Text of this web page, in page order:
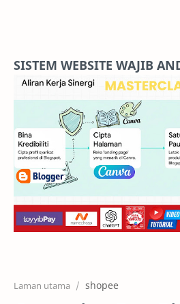
Features
Pricing
Services
RTL
SISTEM WEBSITE WAJIB
Laman utama shopee